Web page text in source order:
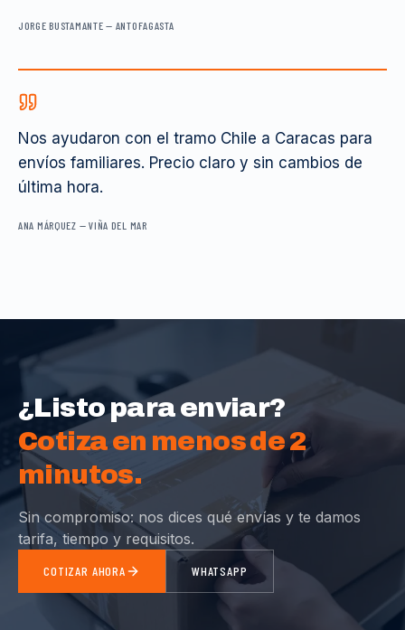
JORGE BUSTAMANTE — ANTOFAGASTA
Nos ayudaron con el tramo Chile a Caracas para
envíos familiares. Precio claro y sin cambios de
última hora.
ANA MÁRQUEZ —VIÑA DEL MAR
¿Listo para enviar?
Cotiza en menos de 2
minutos.
Sin compromiso: nos dices qué envías y te damos
tarifa, tiempo y requisitos.
COTIZAR AHORA WHATSAPP